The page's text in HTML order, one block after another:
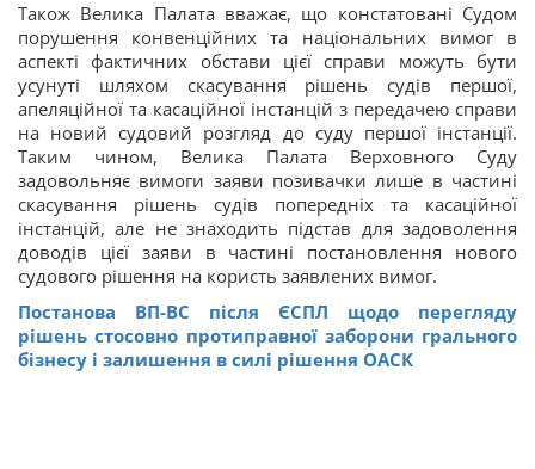
Також Велика Палата вважає, що констатовані Судом
порушення конвенційних та національних вимог в
аспекті фактичних обстави цієї справи можуть бути
усунуті шляхом скасування рішень судів першої,
апеляційної та касаційної інстанцій з передачею справи
на новий судовий розгляд до суду першої інстанції.
Таким чином, Велика Палата Верховного Суду
задовольняє вимоги заяви позивачки лише в частині
скасування рішень судів попередніх та касаційної
інстанцій, але не знаходить підстав для задоволення
доводів цієї заяви в частині постановлення нового
судового рішення на користь заявлених вимог.
Постанова ВП-ВС після ЄСПЛ щодо перегляду
рішень стосовно протиправної заборони грального
бізнесу і залишення в силі рішення ОАСК